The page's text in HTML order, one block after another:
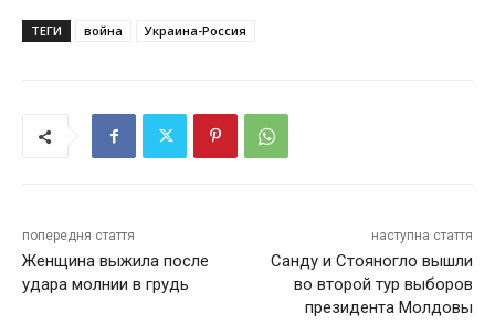
ТЕГИ война Украина-Россия
попередня стаття
Женщина выжила после
удара молнии в грудь
наступна стаття
Санду и Стояногло вышли
во второй тур выборов
президента Молдовы